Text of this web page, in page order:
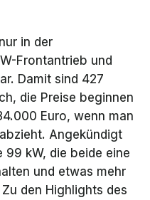
in der
Frontantrieb und
Damit sind 427
die Preise beginnen
Euro, wenn man
Angekündigt
kW, die beide eine
und etwas mehr
den Highlights des